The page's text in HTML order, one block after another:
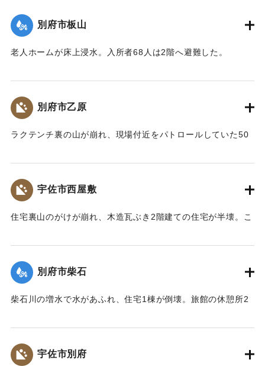
【出典：大分合同新聞 1976年9月14日朝刊9面】
｜固有コード: 00857021
別府市板山
老人ホームが床上浸水。入所者68人は2階へ避難した。
｜固有コード: 00857014
別府市乙原
ラクテンチ裏の山が崩れ、現場付近をパトロールしていた50
が、全身を打ち1週間のけがを負った。
【出典：大分合同新聞 1976年9月11日朝刊11面】
｜固有コード: 00857015
宇佐市西屋敷
住宅裏山のがけが崩れ、木造瓦ぶき2階建ての住宅が半壊。こ
た。
【出典：大分合同新聞 1976年9月11日朝刊11面】
｜固有コード:00857016
別府市柴石
柴石川の増水で水があふれ、住宅1棟が倒壊。旅館の休憩所2
た。
【出典：大分合同新聞 1976年9月11日夕刊7面】
宇佐市別府